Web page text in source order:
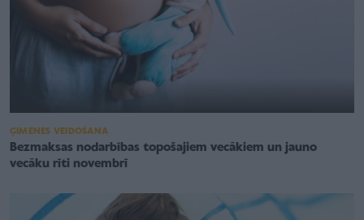
ĢIMENES VEIDOŠANA
Bezmaksas nodarbības topošajiem vecākiem un jauno
vecāku rīti novembrī